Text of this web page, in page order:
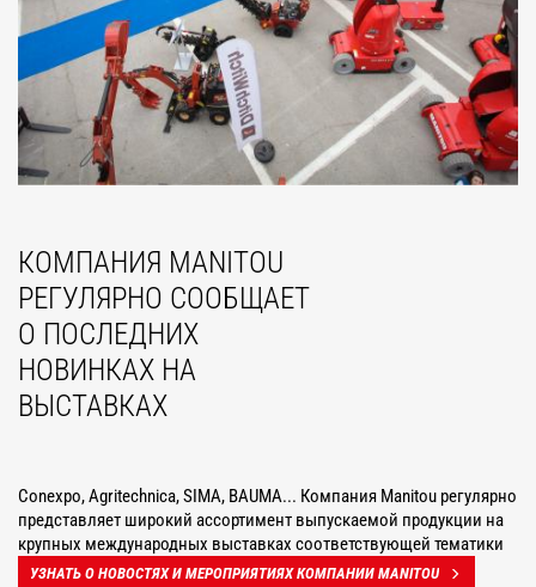
КОМПАНИЯ MANITOU
РЕГУЛЯРНО СООБЩАЕТ
О ПОСЛЕДНИХ
НОВИНКАХ НА
ВЫСТАВКАХ
Conexpo, Agritechnica, SIMA, BAUMA... Компания Manitou регулярно
представляет широкий ассортимент выпускаемой продукции на
крупных международных выставках соответствующей тематики
УЗНАТЬ О НОВОСТЯХ И МЕРОПРИЯТИЯХ КОМПАНИИ MANITOU